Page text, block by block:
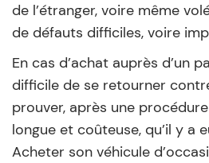
de l’étranger, voire même
de défauts difficiles, voire
En cas d’achat auprès d’un
difficile de se retourner
prouver, après une
longue et coûteuse, qu’il y a
Acheter son véhicule